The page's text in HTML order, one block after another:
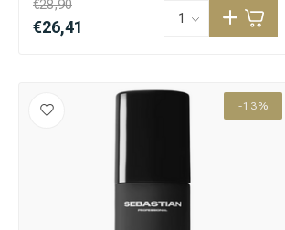
€28,90
€26,41
-13%